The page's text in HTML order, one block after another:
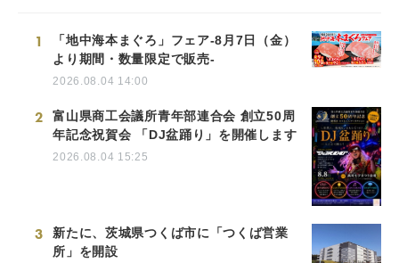
1
「地中海本まぐろ」フェア-8月7日（金）
より期間・数量限定で販売-
2026.08.04 14:00
2
富山県商工会議所青年部連合会 創立50周
年記念祝賀会 「DJ盆踊り」を開催します
2026.08.04 15:25
3
新たに、茨城県つくば市に「つくば営業
所」を開設